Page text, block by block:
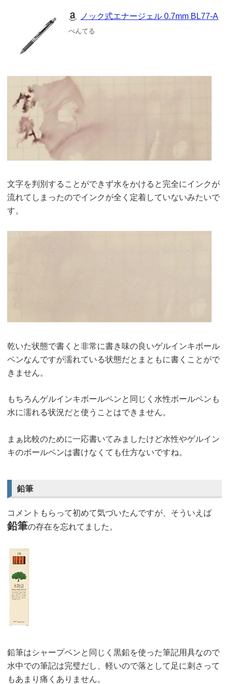
ノック式エナージェル 0.7mm BL77-A
ぺんてる
文字を判別することができず水をかけると完全にインクが
流れてしまったのでインクが全く定着していないみたいで
す。
乾いた状態で書くと非常に書き味の良いゲルインキボール
ペンなんですが濡れている状態だとまともに書くことがで
きません。
もちろんゲルインキボールペンと同じく水性ボールペンも
水に濡れる状況だと使うことはできません。
まぁ比較のために一応書いてみましたけど水性やゲルイン
キのボールペンは書けなくても仕方ないですね。
鉛筆
コメントもらって初めて気づいたんですが、そういえば
鉛筆の存在を忘れてました。
鉛筆はシャープペンと同じく黒鉛を使った筆記用具なので
水中での筆記は完璧だし、軽いので落として足に刺さって
もあまり痛くありません。